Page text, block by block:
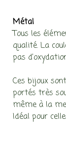
Métal
Tous les
qualité. La
pas
Ces bijoux
portés très
même à la
Idéal pour